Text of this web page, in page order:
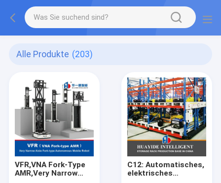
Alle Produkte (203)
VFR,VNA Fork-Type
AMR,Very Narrow
C12: Automatisches,
elektrisches